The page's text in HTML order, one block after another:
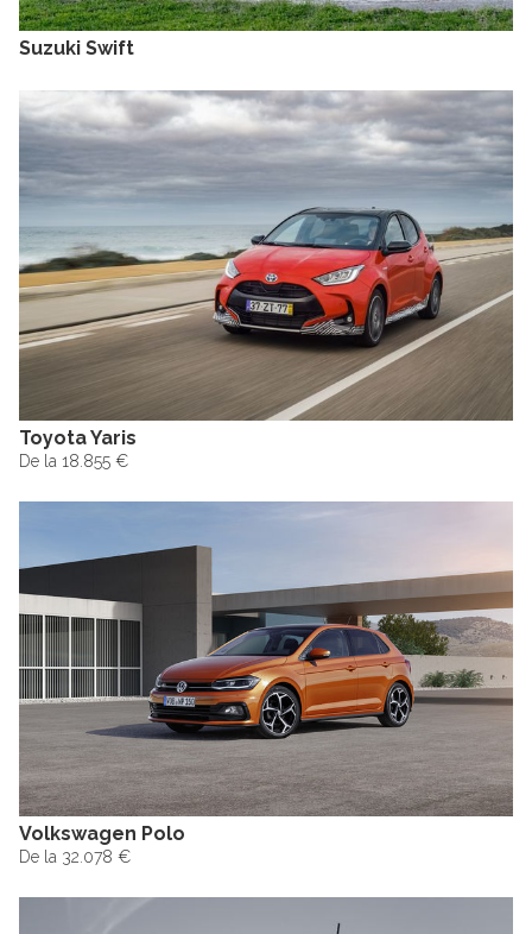
Suzuki Swift
Toyota Yaris
De la 18.855 €
Volkswagen Polo
De la 32.078 €